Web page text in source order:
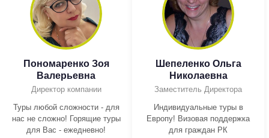
Пономаренко Зоя
Валерьевна
Директор компании
Туры любой сложности - для
нас не сложно! Горящие туры
для Вас - ежедневно!
Шепеленко Ольга
Николаевна
Заместитель Директора
Индивидуальные туры в
Европу! Визовая поддержка
для граждан РК